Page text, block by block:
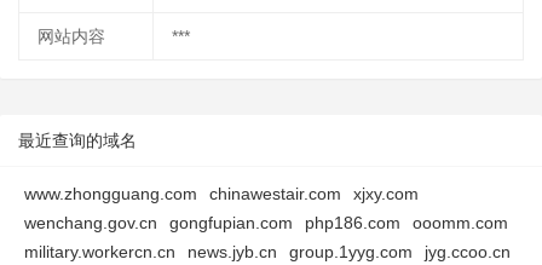
网站内容 ***
最近查询的域名
www.zhongguang.com chinawestair.com
xjxy.com
wenchang.gov.cn
gongfupian.com php186.com
ooomm.com
military.workercn.cn
news.jyb.cn group.1yyg.com
jyg.ccoo.cn